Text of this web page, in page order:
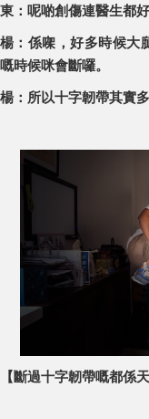
東：呢啲創傷連醫生都
楊：係㗎，好多時候大
嘅時候咪會斷囉。
楊：所以十字韌帶其實
【斷過十字韌帶嘅都係